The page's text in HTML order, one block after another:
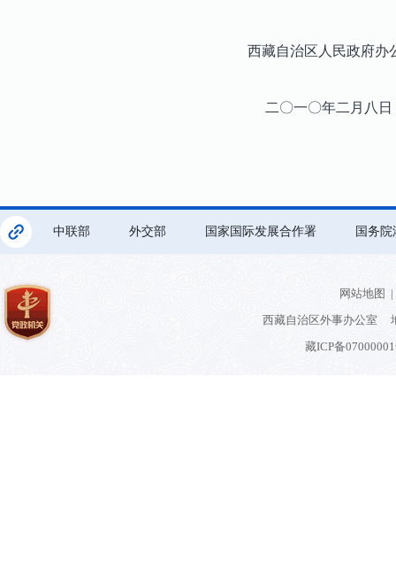
西藏自治区人民政府办公
二〇一〇年二月八日
中联部 外交部 国家国际发展合作署 国务
网站地图 |
西藏自治区外事办公室
藏ICP备